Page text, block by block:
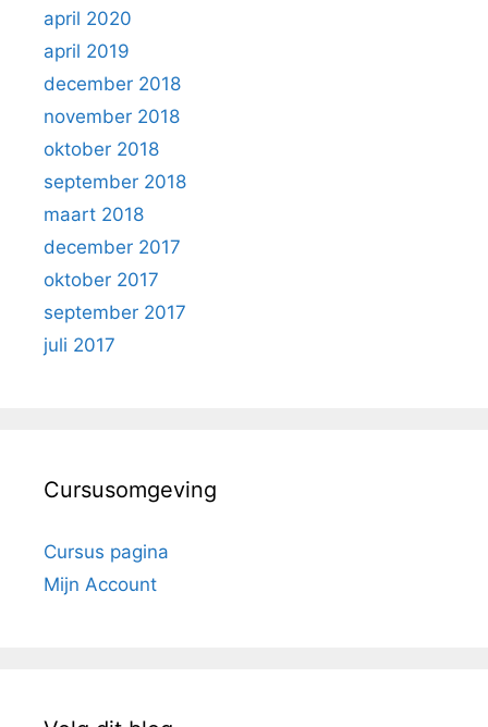
april 2020
april 2019
december 2018
november 2018
oktober 2018
september 2018
maart 2018
december 2017
oktober 2017
september 2017
juli 2017
Cursusomgeving
Cursus pagina
Mijn Account